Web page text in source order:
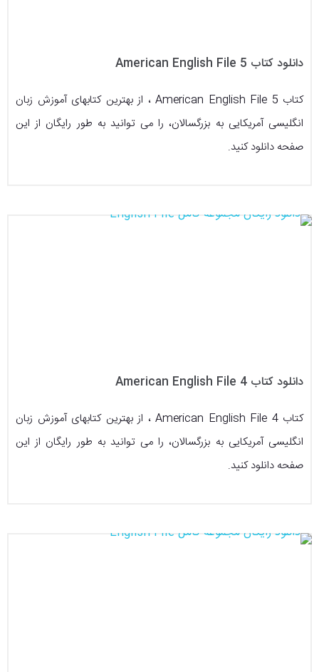
دانلود کتاب American English File 5
کتاب American English File 5 ، از بهترین کتابهای آموزش زبان
انگلیسی آمریکایی به بزرگسالان، را می توانید به طور رایگان از این
صفحه دانلود کنید.
دانلود کتاب American English File 4
کتاب American English File 4 ، از بهترین کتابهای آموزش زبان
انگلیسی آمریکایی به بزرگسالان، را می توانید به طور رایگان از این
صفحه دانلود کنید.